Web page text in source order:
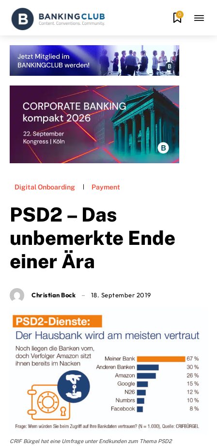
0
Digital Onboarding Payment
PSD2 – Das
unbemerkte Ende
einer Ära
Christian Bock 18. September 2019
CRIF Bürgel hat eine Umfrage unter Endkunden zum Thema PSD2